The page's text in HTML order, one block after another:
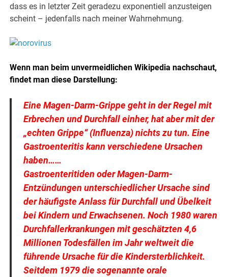
dass es in letzter Zeit geradezu exponentiell anzusteigen
scheint – jedenfalls nach meiner Wahrnehmung.
Wenn man beim unvermeidlichen Wikipedia nachschaut,
findet man diese Darstellung:
Eine Magen-Darm-Grippe geht in der Regel mit
Erbrechen und Durchfall einher, hat aber mit der
„echten Grippe“ (Influenza) nichts zu tun. Eine
Gastroenteritis kann verschiedene Ursachen
haben……
Gastroenteritiden oder Magen-Darm-
Entzündungen unterschiedlicher Ursache sind
der häufigste Anlass für Durchfall und Übelkeit
bei Kindern und Erwachsenen. Noch 1980 waren
Durchfallerkrankungen mit geschätzten 4,6
Millionen Todesfällen im Jahr weltweit die
führende Ursache für die Kindersterblichkeit.
Seitdem 1979 die sogenannte orale